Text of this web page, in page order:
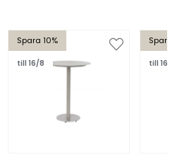
Spara 10%
till 16/8
Spara
till 16/8